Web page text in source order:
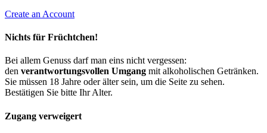
Create an Account
Nichts für Früchtchen!
Bei allem Genuss darf man eins nicht vergessen:
den verantwortungsvollen Umgang mit alkoholischen Getränken.
Sie müssen 18 Jahre oder älter sein, um die Seite zu sehen.
Bestätigen Sie bitte Ihr Alter.
Zugang verweigert